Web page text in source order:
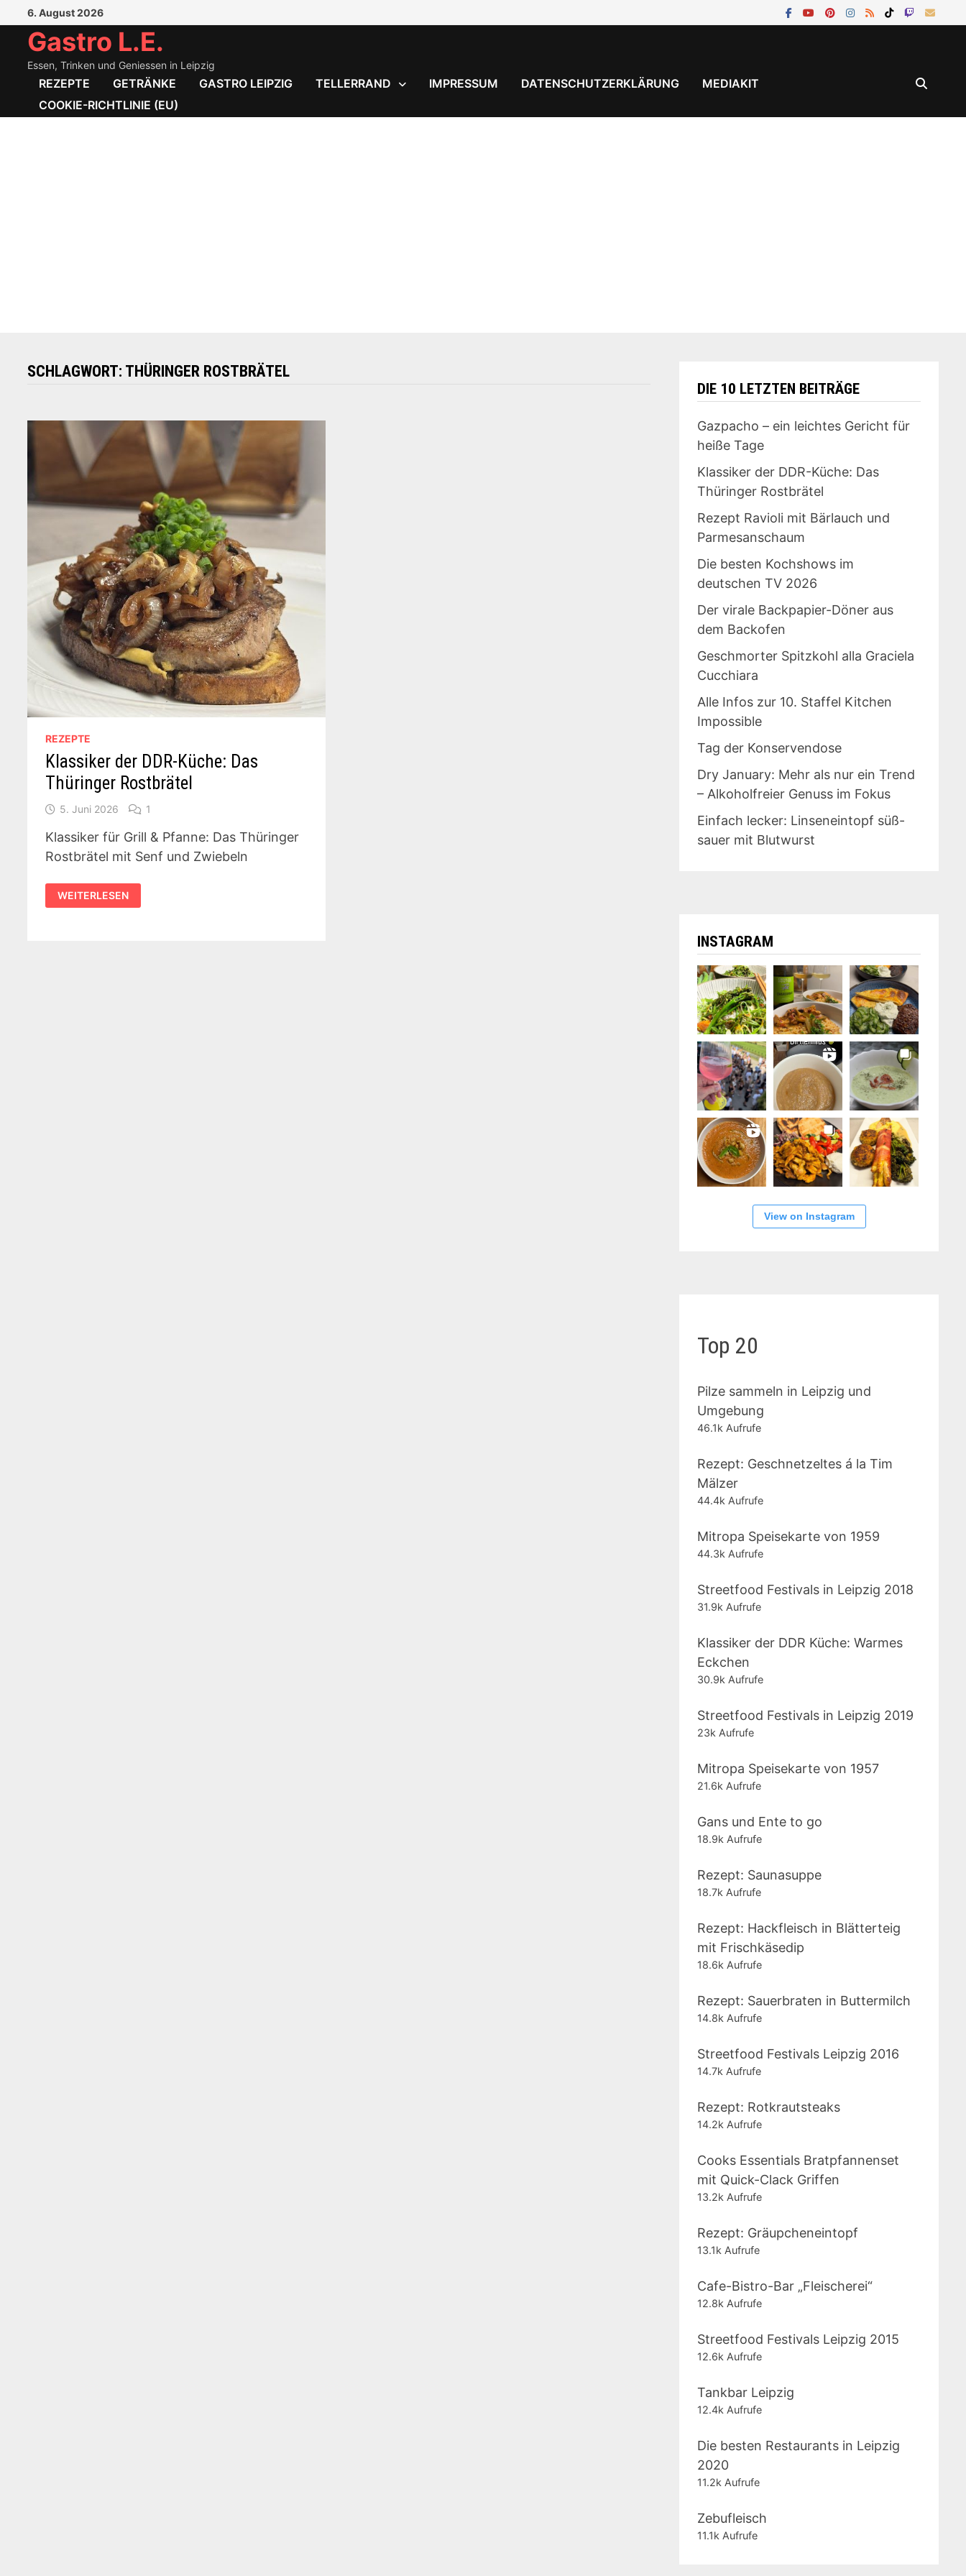
Inhalt
springen
6. August 2026
Gastro L.E.
Essen, Trinken und Geniessen in Leipzig
REZEPTE GETRÄNKE GASTRO LEIPZIG TELLERRAND IMPRESSUM DATENSCHUTZERKLÄRUNG
MEDIAKIT
COOKIE-RICHTLINIE (EU)
SCHLAGWORT: THÜRINGER ROSTBRÄTEL
REZEPTE
Klassiker der DDR-Küche: Das
Thüringer Rostbrätel
5. Juni 2026 1
Klassiker für Grill & Pfanne: Das Thüringer
Rostbrätel mit Senf und Zwiebeln
KLASSIKER
DER
DDR-
WEITERLESEN
DIE 10 LETZTEN BEITRÄGE
Gazpacho – ein leichtes Gericht für
heiße Tage
Klassiker der DDR-Küche: Das
Thüringer Rostbrätel
Rezept Ravioli mit Bärlauch und
Parmesanschaum
Die besten Kochshows im
deutschen TV 2026
Der virale Backpapier-Döner aus
dem Backofen
Geschmorter Spitzkohl alla Graciela
Cucchiara
Alle Infos zur 10. Staffel Kitchen
Impossible
Tag der Konservendose
Dry January: Mehr als nur ein Trend
– Alkoholfreier Genuss im Fokus
Einfach lecker: Linseneintopf süß-
sauer mit Blutwurst
INSTAGRAM
View on Instagram
Top 20
Pilze sammeln in Leipzig und
Umgebung
46.1k Aufrufe
Rezept: Geschnetzeltes á la Tim
Mälzer
44.4k Aufrufe
Mitropa Speisekarte von 1959
44.3k Aufrufe
Streetfood Festivals in Leipzig 2018
31.9k Aufrufe
Klassiker der DDR Küche: Warmes
Eckchen
30.9k Aufrufe
Streetfood Festivals in Leipzig 2019
23k Aufrufe
Mitropa Speisekarte von 1957
21.6k Aufrufe
Gans und Ente to go
18.9k Aufrufe
Rezept: Saunasuppe
18.7k Aufrufe
Rezept: Hackfleisch in Blätterteig
mit Frischkäsedip
18.6k Aufrufe
Rezept: Sauerbraten in Buttermilch
14.8k Aufrufe
Streetfood Festivals Leipzig 2016
14.7k Aufrufe
Rezept: Rotkrautsteaks
14.2k Aufrufe
Cooks Essentials Bratpfannenset
mit Quick-Clack Griffen
13.2k Aufrufe
Rezept: Gräupcheneintopf
13.1k Aufrufe
Cafe-Bistro-Bar „Fleischerei“
12.8k Aufrufe
Streetfood Festivals Leipzig 2015
12.6k Aufrufe
Tankbar Leipzig
12.4k Aufrufe
Die besten Restaurants in Leipzig
2020
11.2k Aufrufe
Zebufleisch
11.1k Aufrufe